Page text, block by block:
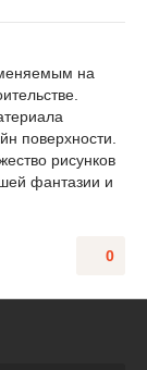
на
поверхности.
рисунков
фантазии и
0